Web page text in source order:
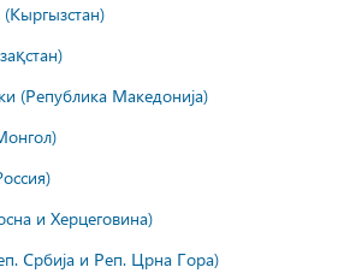
(Република Македонија)
и Херцеговина)
Србија и Реп. Црна Гора)